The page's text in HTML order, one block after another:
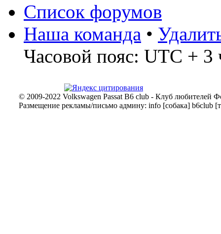
Список форумов
Наша команда •
Часовой пояс: UTC + 3
© 2009-2022 Volkswagen Passat B6 club - Клуб любителей
Размещение рекламы/письмо админу: info [собака] b6club